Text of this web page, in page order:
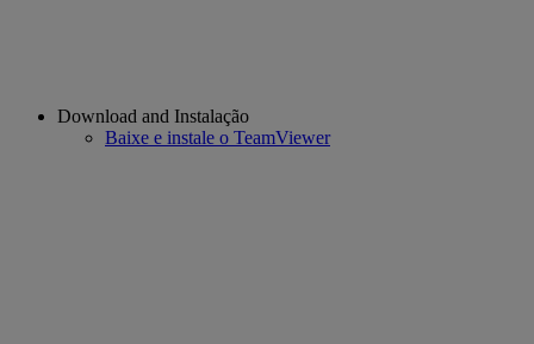
Download and Instalação
Baixe e instale o TeamViewer